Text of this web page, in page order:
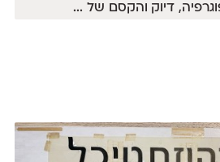
דיוק והקסם של...